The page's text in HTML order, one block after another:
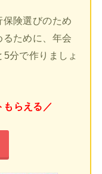
険選びのため
ために、年会
5分で作りましょ
らえる／